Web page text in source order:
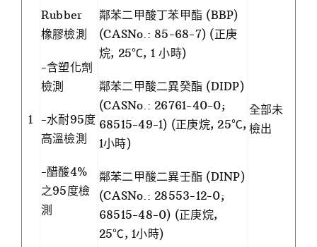
1
Rubber
橡膠檢測
-含塑化劑
檢測
-水耐95度
高溫檢測
-醋酸4%
之95度檢
測
鄰苯二甲酸丁苯甲酯 (BBP)
(CASNo.: 85-68-7) (正庚
烷, 25℃, 1 小時)
鄰苯二甲酸二異癸酯 (DIDP)
(CASNo.: 26761-40-0;
68515-49-1) (正庚烷, 25℃,
1小時)
鄰苯二甲酸二異壬酯 (DINP)
(CASNo.: 28553-12-0;
68515-48-0) (正庚烷,
25℃, 1小時)
全部未
檢出